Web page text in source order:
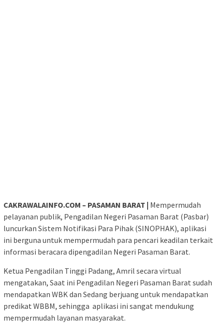
CAKRAWALAINFO.COM – PASAMAN BARAT | Mempermudah
pelayanan publik, Pengadilan Negeri Pasaman Barat (Pasbar)
luncurkan Sistem Notifikasi Para Pihak (SINOPHAK), aplikasi
ini berguna untuk mempermudah para pencari keadilan terkait
informasi beracara dipengadilan Negeri Pasaman Barat.
Ketua Pengadilan Tinggi Padang, Amril secara virtual
mengatakan, Saat ini Pengadilan Negeri Pasaman Barat sudah
mendapatkan WBK dan Sedang berjuang untuk mendapatkan
predikat WBBM, sehingga aplikasi ini sangat mendukung
mempermudah layanan masyarakat.